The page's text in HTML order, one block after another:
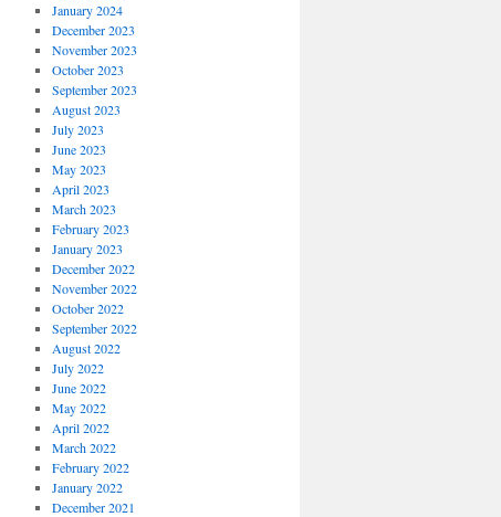
January 2024
December 2023
November 2023
October 2023
September 2023
August 2023
July 2023
June 2023
May 2023
April 2023
March 2023
February 2023
January 2023
December 2022
November 2022
October 2022
September 2022
August 2022
July 2022
June 2022
May 2022
April 2022
March 2022
February 2022
January 2022
December 2021